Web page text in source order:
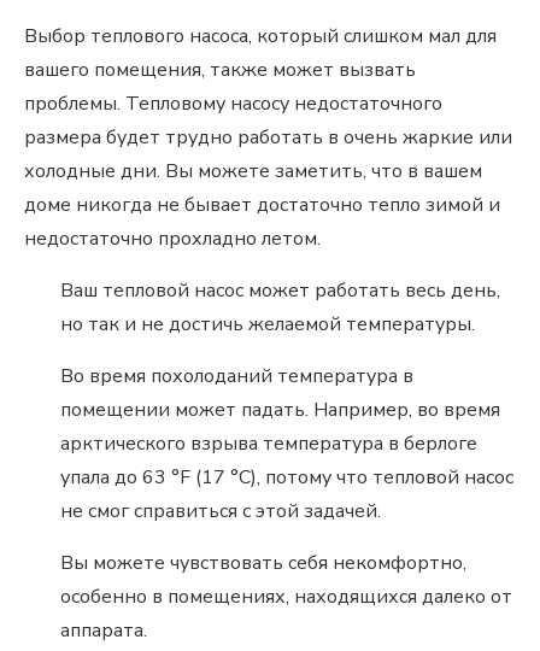
Выбор теплового насоса, который слишком мал для
вашего помещения, также может вызвать
проблемы. Тепловому насосу недостаточного
размера будет трудно работать в очень жаркие или
холодные дни. Вы можете заметить, что в вашем
доме никогда не бывает достаточно тепло зимой и
недостаточно прохладно летом.
Ваш тепловой насос может работать весь день,
но так и не достичь желаемой температуры.
Во время похолоданий температура в
помещении может падать. Например, во время
арктического взрыва температура в берлоге
упала до 63 °F (17 °C), потому что тепловой насос
не смог справиться с этой задачей.
Вы можете чувствовать себя некомфортно,
особенно в помещениях, находящихся далеко от
аппарата.